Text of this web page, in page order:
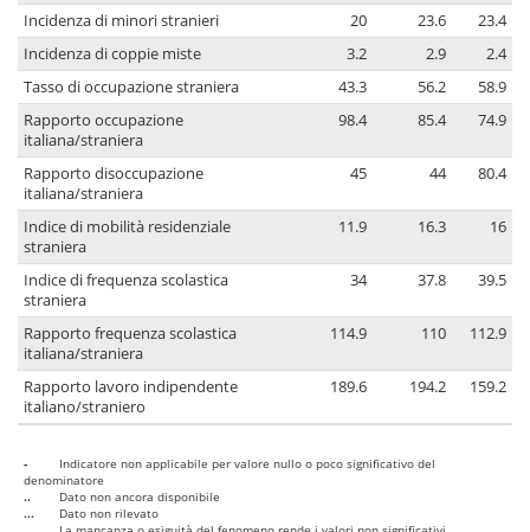
Incidenza di minori stranieri
20 23.6
23.4
Incidenza di coppie miste
3.2 2.9
2.4
Tasso di occupazione straniera
43.3 56.2
58.9
Rapporto occupazione
italiana/straniera
98.4 85.4 74.9
Rapporto disoccupazione
italiana/straniera
45 44 80.4
Indice di mobilità residenziale
straniera
11.9 16.3 16
Indice di frequenza scolastica
straniera
34 37.8 39.5
Rapporto frequenza scolastica
italiana/straniera
114.9 110 112.9
Rapporto lavoro indipendente
italiano/straniero
189.6 194.2 159.2
-
Indicatore non applicabile per valore nullo o poco significativo del
denominatore
..
Dato non ancora disponibile
...
Dato non rilevato